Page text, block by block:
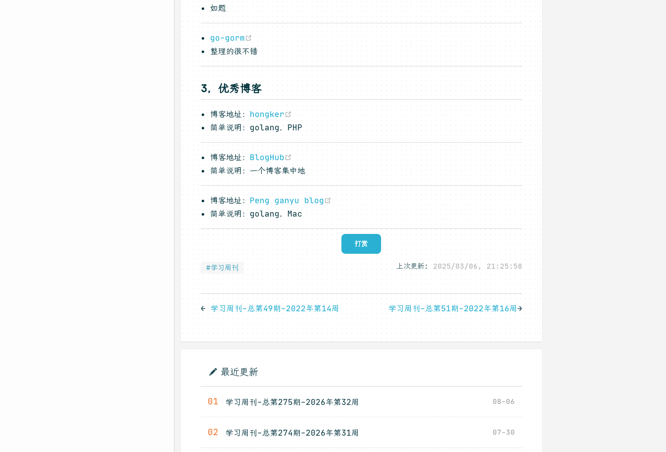
如题
go-gorm
整理的很不错
3，优秀博客
博客地址： hongker
简单说明：golang，PHP
博客地址： BlogHub
简单说明：一个博客集中地
博客地址： Peng ganyu blog
简单说明：golang，Mac
打赏
#学习周刊 上次更新: 2025/03/06, 21:25:58
← 学习周刊-总第49期-2022年第14周 学习周刊-总第51期-2022年第16周→
最近更新
01 学习周刊-总第275期-2026年第32周 08-06
02 学习周刊-总第274期-2026年第31周 07-30